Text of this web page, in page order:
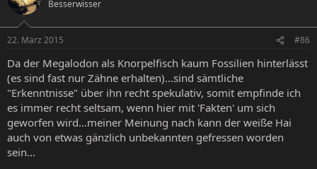
Besserwisser
22. März 2015 #86
Da der Megalodon als Knorpelfisch kaum Fossilien hinterlässt
(es sind fast nur Zähne erhalten)...sind sämtliche
"Erkenntnisse" über ihn recht spekulativ, somit empfinde ich
es immer recht seltsam, wenn hier mit 'Fakten' um sich
geworfen wird...meiner Meinung nach kann der weiße Hai
auch von etwas gänzlich unbekannten gefressen worden
sein...